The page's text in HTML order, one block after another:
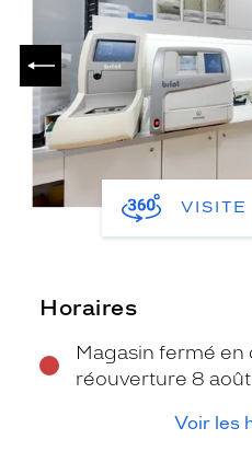
PRÉCÉDENT
VISITE
Horaires
Magasin fermé en
réouverture 8
Voir les